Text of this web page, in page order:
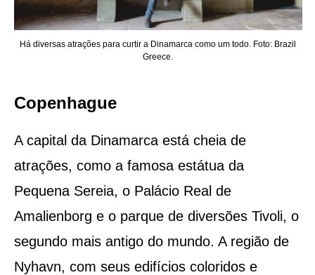
Há diversas atrações para curtir a Dinamarca como um todo. Foto: Brazil
Greece.
Copenhague
A capital da Dinamarca está cheia de
atrações, como a famosa estátua da
Pequena Sereia, o Palácio Real de
Amalienborg e o parque de diversões Tivoli, o
segundo mais antigo do mundo. A região de
Nyhavn, com seus edifícios coloridos e